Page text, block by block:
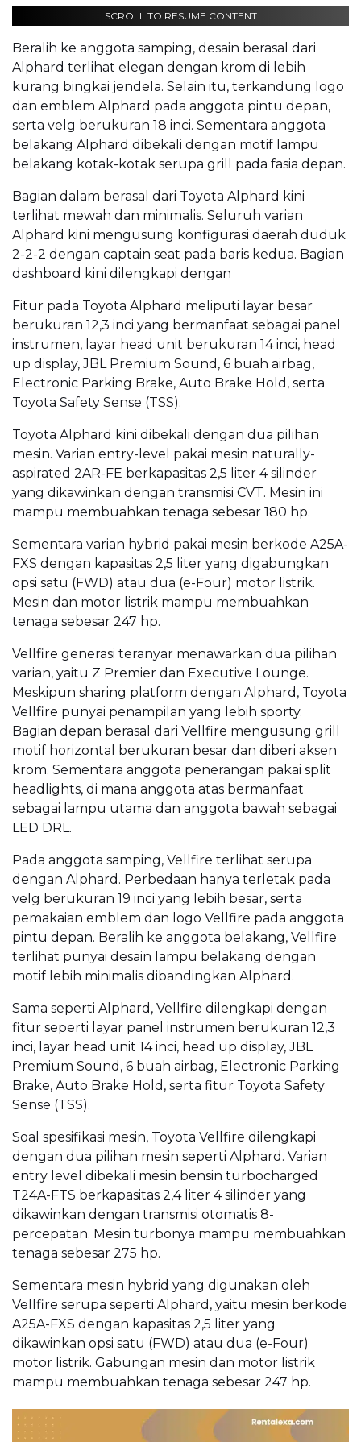
SCROLL TO RESUME CONTENT
Beralih ke anggota samping, desain berasal dari
Alphard terlihat elegan dengan krom di lebih
kurang bingkai jendela. Selain itu, terkandung logo
dan emblem Alphard pada anggota pintu depan,
serta velg berukuran 18 inci. Sementara anggota
belakang Alphard dibekali dengan motif lampu
belakang kotak-kotak serupa grill pada fasia depan.
Bagian dalam berasal dari Toyota Alphard kini
terlihat mewah dan minimalis. Seluruh varian
Alphard kini mengusung konfigurasi daerah duduk
2-2-2 dengan captain seat pada baris kedua. Bagian
dashboard kini dilengkapi dengan
Fitur pada Toyota Alphard meliputi layar besar
berukuran 12,3 inci yang bermanfaat sebagai panel
instrumen, layar head unit berukuran 14 inci, head
up display, JBL Premium Sound, 6 buah airbag,
Electronic Parking Brake, Auto Brake Hold, serta
Toyota Safety Sense (TSS).
Toyota Alphard kini dibekali dengan dua pilihan
mesin. Varian entry-level pakai mesin naturally-
aspirated 2AR-FE berkapasitas 2,5 liter 4 silinder
yang dikawinkan dengan transmisi CVT. Mesin ini
mampu membuahkan tenaga sebesar 180 hp.
Sementara varian hybrid pakai mesin berkode A25A-
FXS dengan kapasitas 2,5 liter yang digabungkan
opsi satu (FWD) atau dua (e-Four) motor listrik.
Mesin dan motor listrik mampu membuahkan
tenaga sebesar 247 hp.
Vellfire generasi teranyar menawarkan dua pilihan
varian, yaitu Z Premier dan Executive Lounge.
Meskipun sharing platform dengan Alphard, Toyota
Vellfire punyai penampilan yang lebih sporty.
Bagian depan berasal dari Vellfire mengusung grill
motif horizontal berukuran besar dan diberi aksen
krom. Sementara anggota penerangan pakai split
headlights, di mana anggota atas bermanfaat
sebagai lampu utama dan anggota bawah sebagai
LED DRL.
Pada anggota samping, Vellfire terlihat serupa
dengan Alphard. Perbedaan hanya terletak pada
velg berukuran 19 inci yang lebih besar, serta
pemakaian emblem dan logo Vellfire pada anggota
pintu depan. Beralih ke anggota belakang, Vellfire
terlihat punyai desain lampu belakang dengan
motif lebih minimalis dibandingkan Alphard.
Sama seperti Alphard, Vellfire dilengkapi dengan
fitur seperti layar panel instrumen berukuran 12,3
inci, layar head unit 14 inci, head up display, JBL
Premium Sound, 6 buah airbag, Electronic Parking
Brake, Auto Brake Hold, serta fitur Toyota Safety
Sense (TSS).
Soal spesifikasi mesin, Toyota Vellfire dilengkapi
dengan dua pilihan mesin seperti Alphard. Varian
entry level dibekali mesin bensin turbocharged
T24A-FTS berkapasitas 2,4 liter 4 silinder yang
dikawinkan dengan transmisi otomatis 8-
percepatan. Mesin turbonya mampu membuahkan
tenaga sebesar 275 hp.
Sementara mesin hybrid yang digunakan oleh
Vellfire serupa seperti Alphard, yaitu mesin berkode
A25A-FXS dengan kapasitas 2,5 liter yang
dikawinkan opsi satu (FWD) atau dua (e-Four)
motor listrik. Gabungan mesin dan motor listrik
mampu membuahkan tenaga sebesar 247 hp.